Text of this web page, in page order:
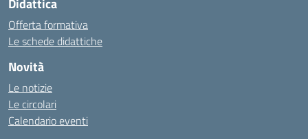
Didattica
Offerta formativa
Le schede didattiche
Novità
Le notizie
Le circolari
Calendario eventi